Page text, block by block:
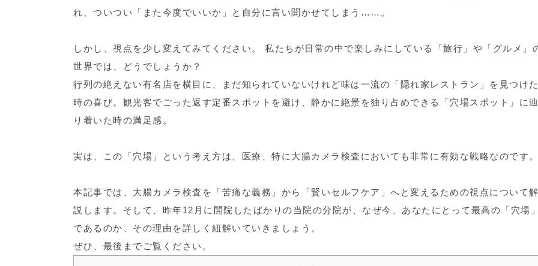
れ、ついつい「また今度でいいか」と自分に言い聞かせてしまう……。
しかし、視点を少し変えてみてください。 私たちが日常の中で楽しみにしている「旅行」や「グルメ」
世界では、どうでしょうか？
行列の絶えない有名店を横目に、まだ知られていないけれど味は一流の「隠れ家レストラン」を見つけた
時の喜び。観光客でごった返す定番スポットを避け、静かに絶景を独り占めできる「穴場スポット」に辿
り着いた時の満足感。
実は、この「穴場」という考え方は、医療、特に大腸カメラ検査においても非常に有効な戦略なのです。
本記事では、大腸カメラ検査を「苦痛な義務」から「賢いセルフケア」へと変えるための視点について解
説します。そして、昨年12月に開院したばかりの当院の分院が、なぜ今、あなたにとって最高の「穴場」
であるのか、その理由を詳しく紐解いていきましょう。
ぜひ、最後までご覧ください。